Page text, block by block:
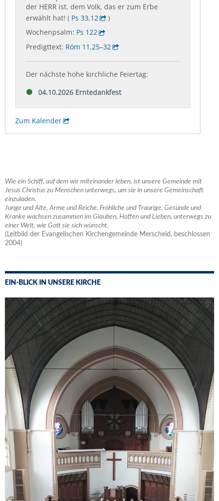
Wie ein Schiff, auf dem wir miteinander leben, ist unsere Gemeinde mit
Jesus Christus zu Menschen unterwegs, um sie in unsere Gemeinschaft
einzuladen.
Junge und Alte, Arme und Reiche, Fröhliche und Traurige, Gesunde und
Kranke wachsen zusammen im Glauben, Hoffen und Lieben, unterwegs zu
einer Welt, wie Gott sie sich wünscht.
(Leitbild der Evangelischen Kirchengemeinde Merscheid, beschlossen
2004)
EIN-BLICK IN UNSERE KIRCHE